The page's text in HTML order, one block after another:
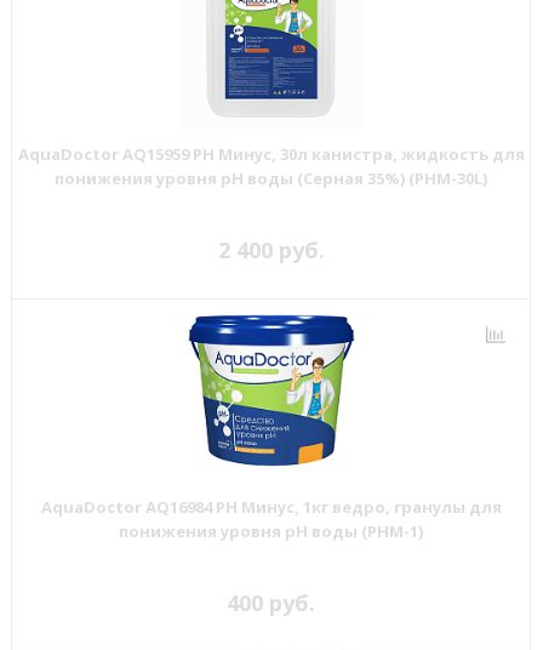
AquaDoctor AQ15959 PH Минус, 30л канистра, жидкость для
понижения уровня рН воды (Серная 35%) (PHM-30L)
2 400 руб.
AquaDoctor AQ16984 PH Минус, 1кг ведро, гранулы для
понижения уровня pH воды (PHM-1)
400 руб.